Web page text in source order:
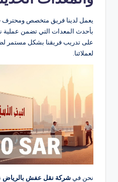
يعمل لدينا فريق متخصص
بأحدث المعدات التي تضمن
على تدريب فريقنا بشكل مستمر
لعملائنا.
نحن في شركة نقل عفش بالرياض